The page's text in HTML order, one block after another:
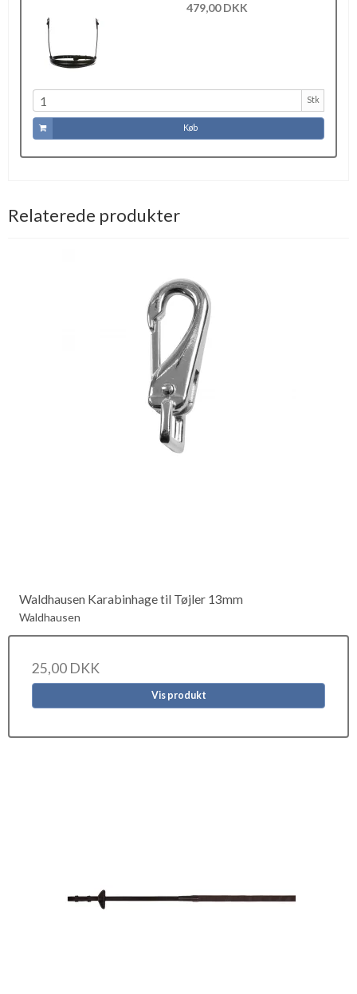
479,00 DKK
Stk
Køb
Relaterede produkter
Waldhausen Karabinhage til Tøjler 13mm
Waldhausen
25,00 DKK
Vis produkt